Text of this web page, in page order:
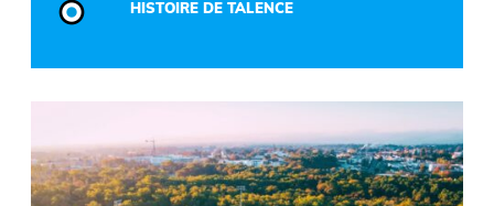
HISTOIRE DE TALENCE